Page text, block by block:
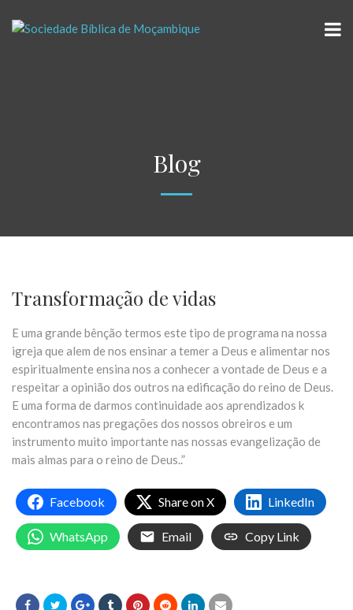
Blog
Transformação de vidas
E uma grande bênção termos este tipo de programa na nossa
igreja que alem de nos ensinar a temer a Deus e alimentar nos
espiritualmente ensina nos a conhecer a vontade de Deus e a
respeitar a opinião dos outros na edificação do reino de Deus.
E uma forma de darmos continuidade aos aprendizados k
encontramos nas pregações dos nossos obreiros e um
instrumento muito importante nas nossas evangelização de
mais almas para o reino de Deus..”
Facebook Share on X LinkedIn
WhatsApp Email Copy Link